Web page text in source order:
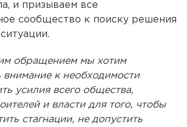
и призываем все
сообщество к поиску решения
обращением мы хотим
внимание к необходимости
усилия всего общества,
и власти для того, чтобы
стагнации, не допустить